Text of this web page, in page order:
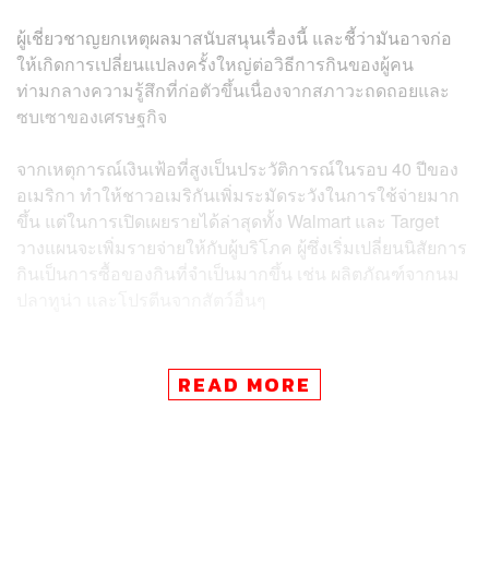
ผู้เชี่ยวชาญยกเหตุผลมาสนับสนุนเรื่องนี้ และชี้ว่ามันอาจก่อ
ให้เกิดการเปลี่ยนแปลงครั้งใหญ่ต่อวิธีการกินของผู้คน
ท่ามกลางความรู้สึกที่ก่อตัวขึ้นเนื่องจากสภาวะถดถอยและ
ซบเซาของเศรษฐกิจ
จากเหตุการณ์เงินเฟ้อที่สูงเป็นประวัติการณ์ในรอบ 40 ปีของ
อเมริกา ทำให้ชาวอเมริกันเพิ่มระมัดระวังในการใช้จ่ายมาก
ขึ้น แต่ในการเปิดเผยรายได้ล่าสุดทั้ง Walmart และ Target
วางแผนจะเพิ่มรายจ่ายให้กับผู้บริโภค ผู้ซึ่งเริ่มเปลี่ยนนิสัยการ
กินเป็นการซื้อของกินที่จำเป็นมากขึ้น เช่น ผลิตภัณฑ์จากนม
READ MORE